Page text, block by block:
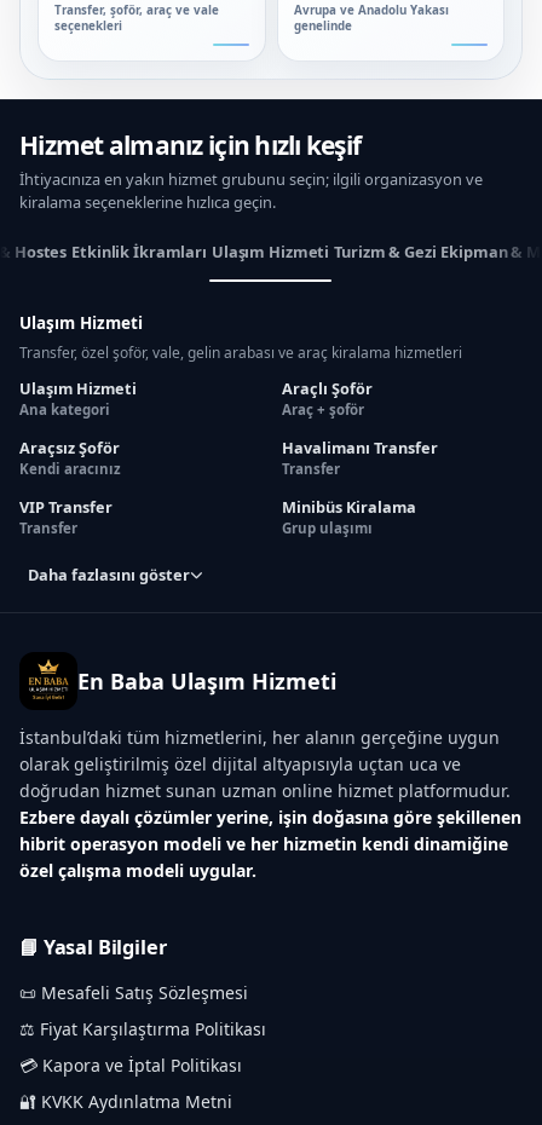
Transfer, şoför, araç ve vale
seçenekleri
Avrupa ve Anadolu Yakası
genelinde
Hizmet almanız için hızlı keşif
İhtiyacınıza en yakın hizmet grubunu seçin; ilgili organizasyon ve
kiralama seçeneklerine hızlıca geçin.
Hostes Etkinlik İkramları Ulaşım Hizmeti Turizm & Gezi Ekipman &
Ulaşım Hizmeti
Transfer, özel şoför, vale, gelin arabası ve araç kiralama hizmetleri
Ulaşım Hizmeti
Ana kategori
Araçlı Şoför
Araç + şoför
Araçsız Şoför
Kendi aracınız
Havalimanı Transfer
Transfer
VIP Transfer
Transfer
Minibüs Kiralama
Grup ulaşımı
Daha fazlasını göster
En Baba Ulaşım Hizmeti
İstanbul’daki tüm hizmetlerini, her alanın gerçeğine uygun
olarak geliştirilmiş özel dijital altyapısıyla uçtan uca ve
doğrudan hizmet sunan uzman online hizmet platformudur.
Ezbere dayalı çözümler yerine, işin doğasına göre şekillenen
hibrit operasyon modeli ve her hizmetin kendi dinamiğine
özel çalışma modeli uygular.
📘 Yasal Bilgiler
📜 Mesafeli Satış Sözleşmesi
⚖️ Fiyat Karşılaştırma Politikası
💳 Kapora ve İptal Politikası
🔐 KVKK Aydınlatma Metni